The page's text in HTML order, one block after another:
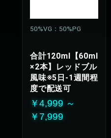
50%VG：50%PG
合計120ml【60ml
×2本】レッドブル
風味※5日-1週間程
度で配送可
￥4,999 ～
￥7,999